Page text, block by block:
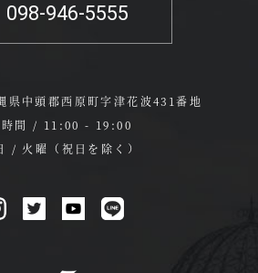
098-946-5555
県中頭郡西原町字津花波431番地
時間 / 11:00 - 19:00
/ 火曜（祝日を除く）